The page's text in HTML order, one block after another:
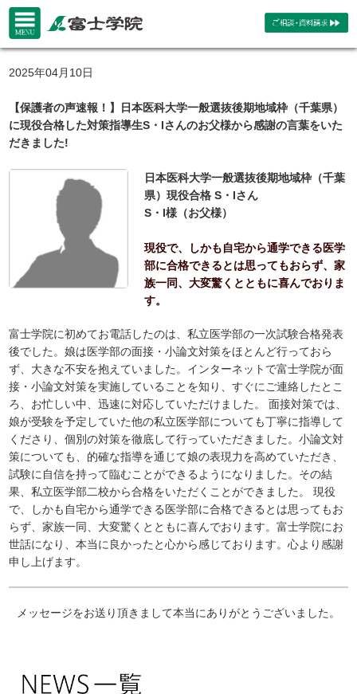
2025年04月10日
【保護者の声速報！】日本医科大学一般選抜後期地域枠（千葉県）
に現役合格した対策指導生S・Iさんのお父様から感謝の言葉をいた
だきました!
日本医科大学一般選抜後期地域枠（千葉
県）現役合格 S・Iさん
S・I様（お父様）
現役で、しかも自宅から通学できる医学
部に合格できるとは思ってもおらず、家
族一同、大変驚くとともに喜んでおりま
す。
富士学院に初めてお電話したのは、私立医学部の一次試験合格発表
後でした。娘は医学部の面接・小論文対策をほとんど行っておら
ず、大きな不安を抱えていました。インターネットで富士学院が面
接・小論文対策を実施していることを知り、すぐにご連絡したとこ
ろ、お忙しい中、迅速に対応していただけました。 面接対策では、
娘が受験を予定していた他の私立医学部についても丁寧に指導して
くださり、個別の対策を徹底して行っていただきました。小論文対
策についても、的確な指導を通じて娘の表現力を高めていただき、
試験に自信を持って臨むことができるようになりました。その結
果、私立医学部二校から合格をいただくことができました。 現役
で、しかも自宅から通学できる医学部に合格できるとは思ってもお
らず、家族一同、大変驚くとともに喜んでおります。富士学院にお
世話になり、本当に良かったと心から感じております。心より感謝
申し上げます。
メッセージをお送り頂きまして本当にありがとうございました。